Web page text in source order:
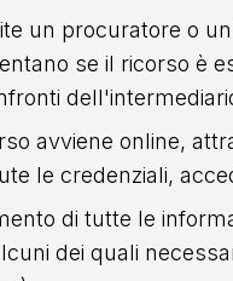
un procuratore o
se il ricorso è
avviene online,
le credenziali,
di tutte le
dei quali